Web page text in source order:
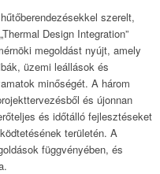
szerelt,
Design Integration”
megoldást nyújt, amely
üzemi leállások és
minőségét. A három
és újonnan
és időtálló fejlesztéseket
területén. A
függvényében, és